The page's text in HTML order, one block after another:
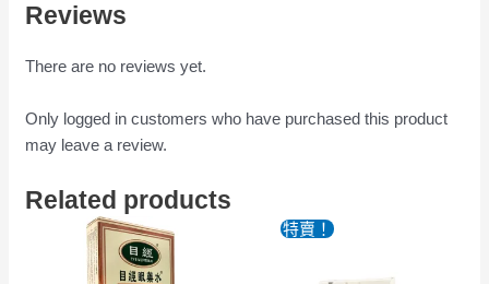
Reviews
There are no reviews yet.
Only logged in customers who have purchased this product
may leave a review.
Related products
特賣！